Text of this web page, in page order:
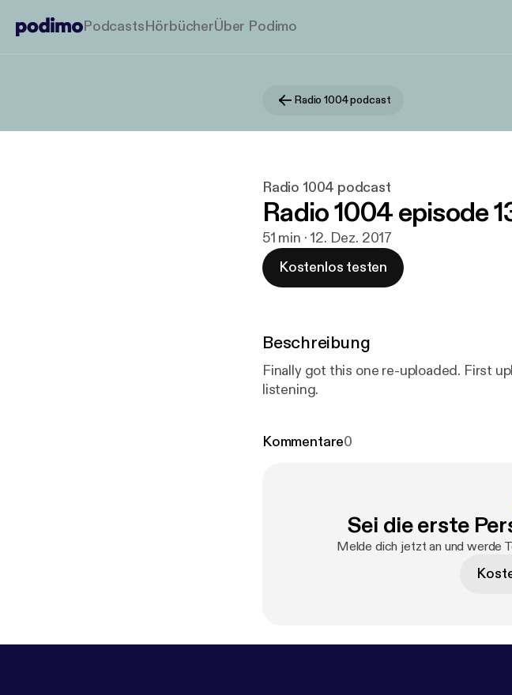
PodcastsHörbücherÜber Podimo
Radio 1004 podcast
Radio 1004 podcast
Radio 1004 episode
51 min · 12. Dez. 2017
Kostenlos testen
Beschreibung
Finally got this one re-uploaded. First
listening.
Kommentare0
Sei die erste
Melde dich jetzt an und werde